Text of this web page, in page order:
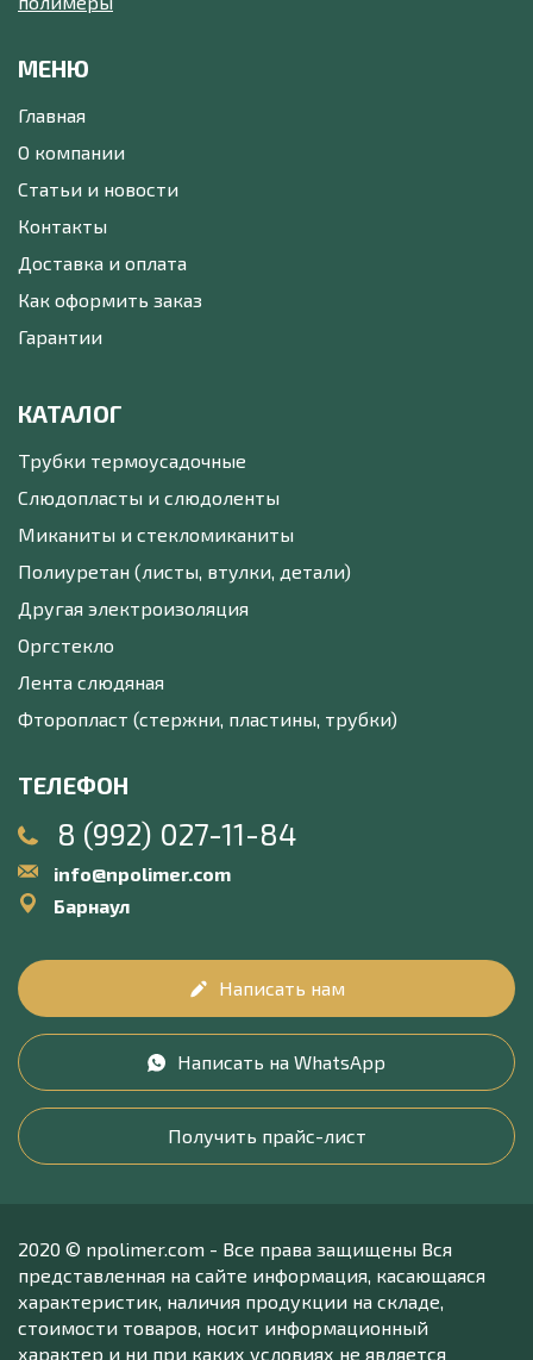
МЕНЮ
Главная
О компании
Статьи и новости
Контакты
Доставка и оплата
Как оформить заказ
Гарантии
КАТАЛОГ
Трубки термоусадочные
Слюдопласты и слюдоленты
Миканиты и стекломиканиты
Полиуретан (листы, втулки, детали)
Другая электроизоляция
Оргстекло
Лента слюдяная
Фторопласт (стержни, пластины, трубки)
ТЕЛЕФОН
8 (992) 027-11-84
info@npolimer.com
Барнаул
Написать нам
Написать на WhatsApp
Получить прайс-лист
2020 © npolimer.com - Все права защищены Вся
представленная на сайте информация, касающаяся
характеристик, наличия продукции на складе,
стоимости товаров, носит информационный
характер и ни при каких условиях не является